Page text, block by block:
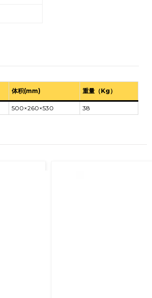
体积(mm) 重量（Kg）
500×260×530 38